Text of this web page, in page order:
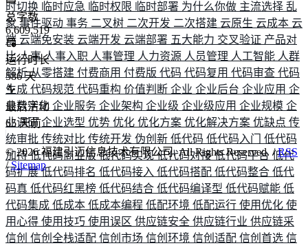
时切换 临时应急 临时权限 临时部署 为什么你做 主流选择 乱
象 事件驱动 事务 二叉树 二次开发 二次搭建 云原生 云成本 云
端 云端免安装 云端开发 云端部署 五大能力 交叉验证 产品对
比人事人事入职 人事管理 人力资源 人员管理 人工智能 人群
解析从零搭建 付费商用 付费版 代码 代码复用 代码审查 代码
生成 代码规范 代码重构 价值判断 企业 企业后台 企业应用 企
业数字化 企业服务 企业架构 企业级 企业级应用 企业规模 企
业调研企业选型 优势 优化 优化方案 优化解决方案 优缺点 传
统审批 传统对比 传统开发 伪创新 低代码 低代码入门 低代码
加持低代码商业版低代码实现低代码对接低代码平台 低代
码扩展低代码排名 低代码接入 低代码搭配 低代码整合 低代
码真 低代码红黑榜 低代码结合 低代码编译型 低代码赋能 低
代码集成 低成本 低成本编程 低配环境 低配运行 使用优化 使
用心得 使用技巧 使用误区 供应链安全 供应链行业 供应链采
信创 信创全栈适配 信创市场 信创环境 信创适配 信创首选 信
总字数
6,609,519
运行时长
586 天
最后活动
65 天前
©2026福建引迈信息技术有限公司. All Rights Reserved. /RSS
/Sitemap